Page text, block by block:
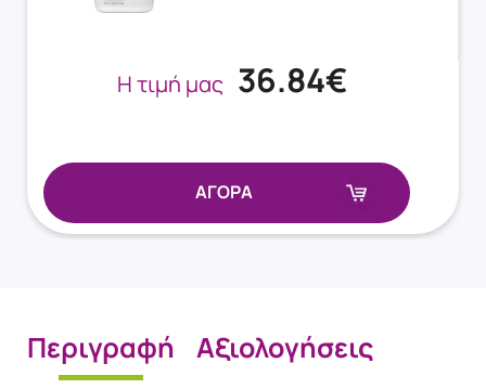
Η τιμή μας 36.84€
ΑΓΟΡΑ
Περιγραφή Αξιολογήσεις